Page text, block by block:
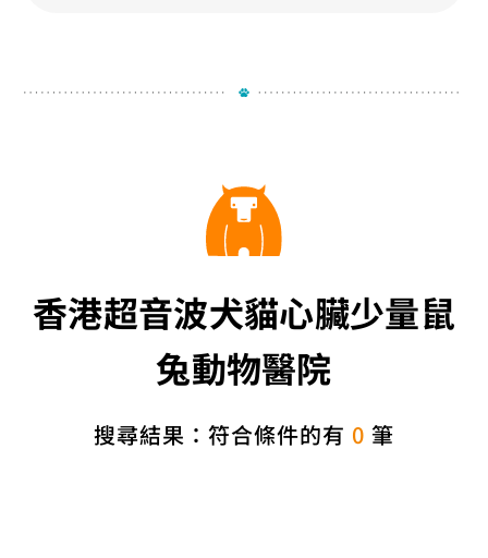
香港超音波犬貓心臟少量鼠
兔動物醫院
搜尋結果：符合條件的有 0 筆